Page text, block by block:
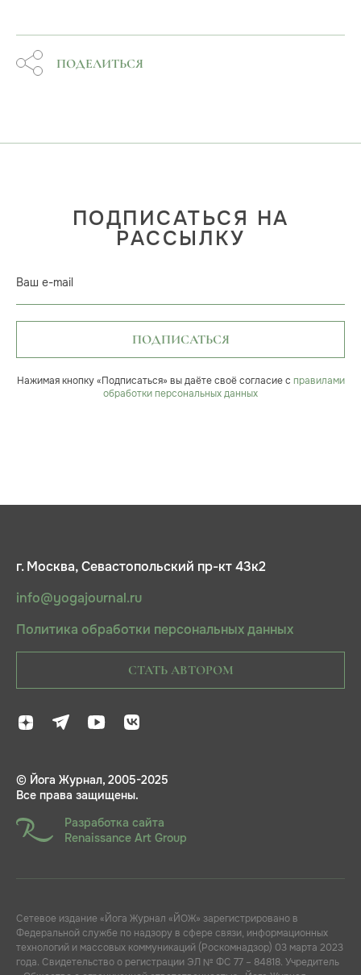
ПОДЕЛИТЬСЯ
ПОДПИСАТЬСЯ НА
РАССЫЛКУ
Ваш e-mail
ПОДПИСАТЬСЯ
Нажимая кнопку «Подписаться» вы даёте своё согласие с правилами
обработки персональных данных
г. Москва, Севастопольский пр-кт 43к2
info@yogajournal.ru
Политика обработки персональных данных
СТАТЬ АВТОРОМ
© Йога Журнал, 2005-2025
Все права защищены.
Разработка сайта
Renaissance Art Group
Сетевое издание «Йога Журнал «ЙОЖ» зарегистрировано в
Федеральной службе по надзору в сфере связи, информационных
технологий и массовых коммуникаций (Роскомнадзор) 03 марта 2023
года. Свидетельство о регистрации ЭЛ № ФС 77 – 84818. Учредитель